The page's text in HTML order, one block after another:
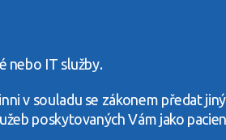
nebo IT služby.
v souladu se zákonem předat
poskytovaných Vám jako